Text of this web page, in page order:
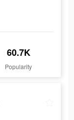
60.7K
Popularity